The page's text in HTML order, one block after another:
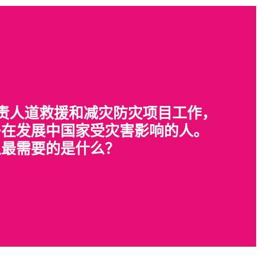
道救援和减灾防灾项目工作，
发展中国家受灾害影响的人。
需要的是什么？